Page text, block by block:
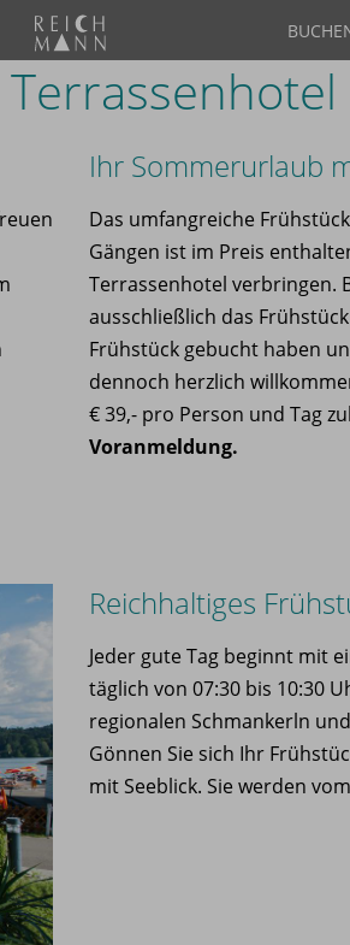
Ihr Sommerurlaub
Das umfangreiche
Gängen ist im Preis
Terrassenhotel verbringen.
ausschließlich das
Frühstück gebucht haben
dennoch herzlich
€ 39,- pro Person und Tag
Voranmeldung.
Reichhaltiges
Jeder gute Tag beginnt mit
täglich von 07:30 bis 10:30
regionalen Schmankerln
Gönnen Sie sich Ihr
mit Seeblick. Sie werden